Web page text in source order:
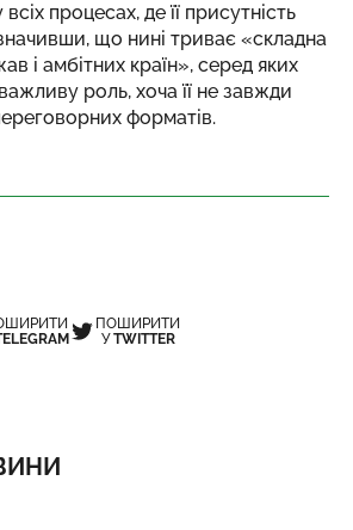
процесах, де її присутність
що нині триває «складна
і амбітних країн», серед яких
роль, хоча її не завжди
форматів.
ПОШИРИТИ
УTWITTER